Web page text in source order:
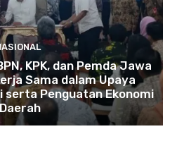
KPK, dan Pemda Jawa
Sama dalam Upaya
serta Penguatan Ekonomi
Daerah